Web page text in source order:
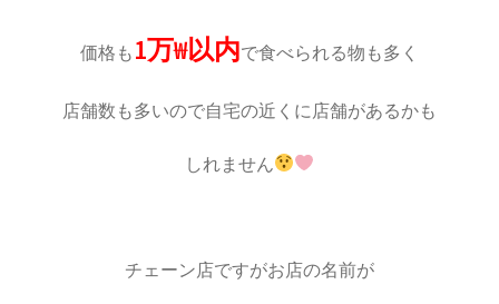
価格も 1万₩以内で食べられる物も多く
店舗数も多いので自宅の近くに店舗があるかも
しれません
チェーン店ですがお店の名前が